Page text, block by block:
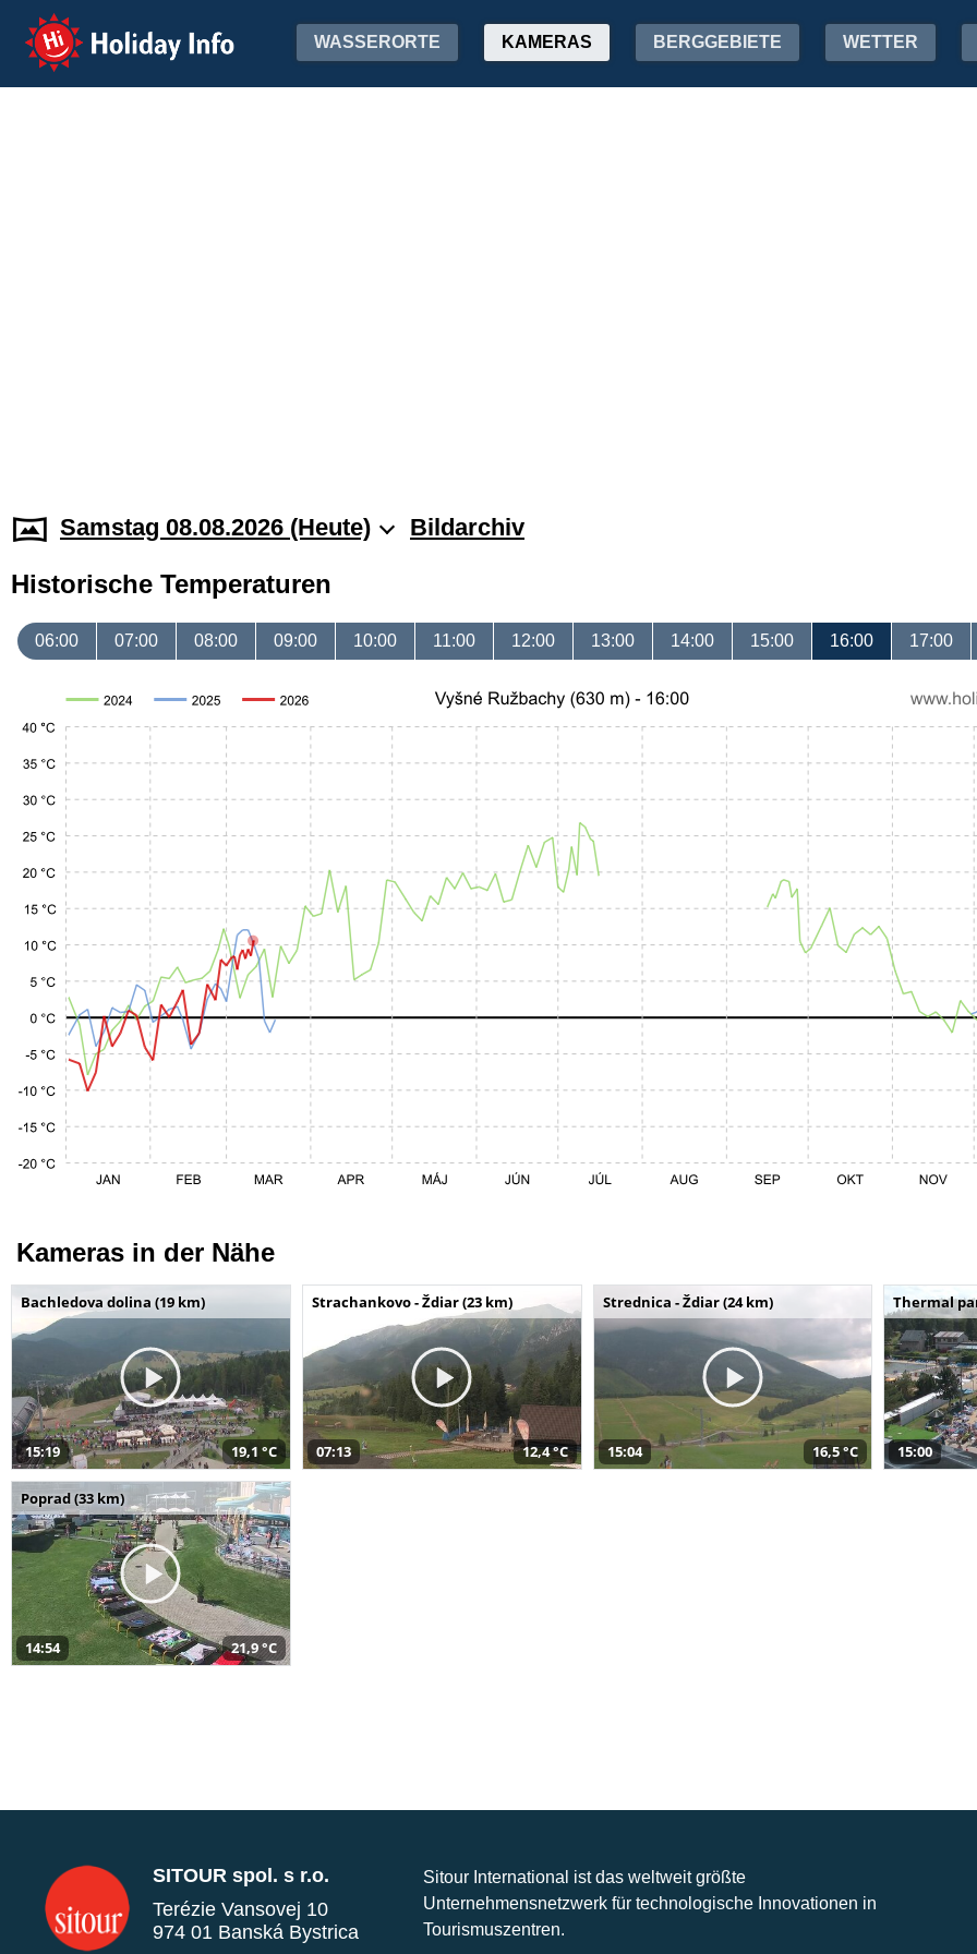
Holiday Info WASSERORTE KAMERAS BERGGEBIETE WETTER
Samstag 08.08.2026 (Heute) Bildarchiv
Historische Temperaturen
06:00 07:00 08:00 09:00 10:00 11:00 12:00 13:00 14:00 15:00 16:00 17:00
Kameras in der Nähe
Bachledova dolina (19 km)
15:19 19,1 °C
Strachankovo - Ždiar (23 km)
07:13 12,4 °C
Strednica - Ždiar (24 km)
15:04 16,5 °C
Thermal
15:00
Poprad (33 km)
14:54 21,9 °C
SITOUR spol. s r.o.
Terézie Vansovej 10
974 01 Banská Bystrica
Sitour International ist das weltweit größte
Unternehmensnetzwerk für technologische Innovationen in
Tourismuszentren.